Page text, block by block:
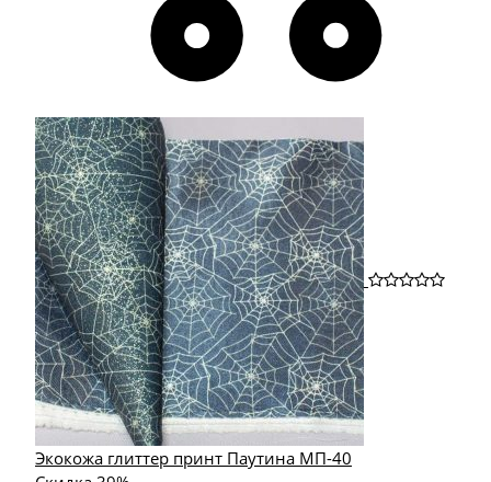
Экокожа глиттер принт Паутина МП-40